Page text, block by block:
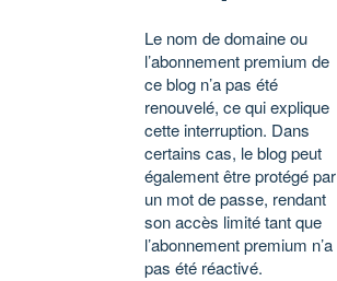
Le nom de domaine ou
l’abonnement premium de
ce blog n’a pas été
renouvelé, ce qui explique
cette interruption. Dans
certains cas, le blog peut
également être protégé par
un mot de passe, rendant
son accès limité tant que
l’abonnement premium n’a
pas été réactivé.